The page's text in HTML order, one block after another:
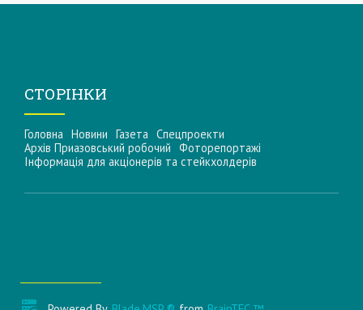
СТОРІНКИ
Головна Новини Газета Спецпроекти
Архів Приазовський робочий Фоторепортажі
Інформацiя для акцiонерiв та стейкхолдерiв